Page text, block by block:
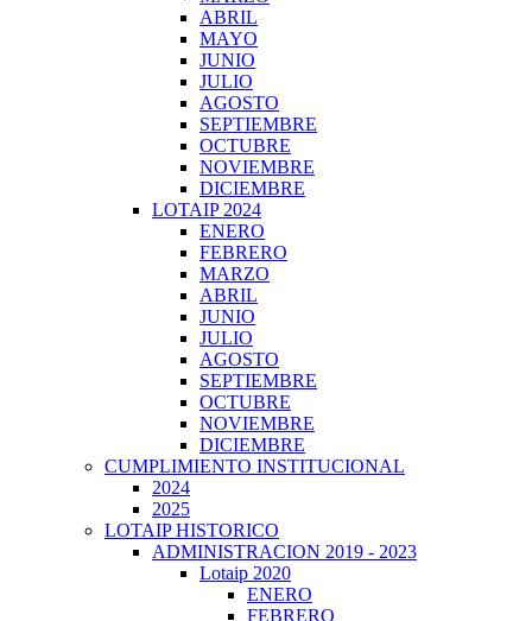
ABRIL
MAYO
JUNIO
JULIO
AGOSTO
SEPTIEMBRE
OCTUBRE
NOVIEMBRE
DICIEMBRE
LOTAIP 2024
ENERO
FEBRERO
MARZO
ABRIL
JUNIO
JULIO
AGOSTO
SEPTIEMBRE
OCTUBRE
NOVIEMBRE
DICIEMBRE
CUMPLIMIENTO INSTITUCIONAL
2024
2025
LOTAIP HISTORICO
ADMINISTRACION 2019 - 2023
Lotaip 2020
ENERO
FEBRERO